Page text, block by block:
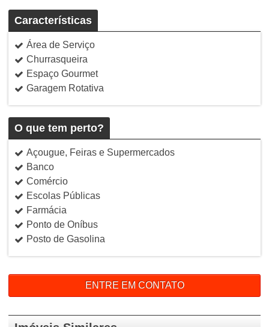
Características
Área de Serviço
Churrasqueira
Espaço Gourmet
Garagem Rotativa
O que tem perto?
Açougue, Feiras e Supermercados
Banco
Comércio
Escolas Públicas
Farmácia
Ponto de Oníbus
Posto de Gasolina
ENTRE EM CONTATO